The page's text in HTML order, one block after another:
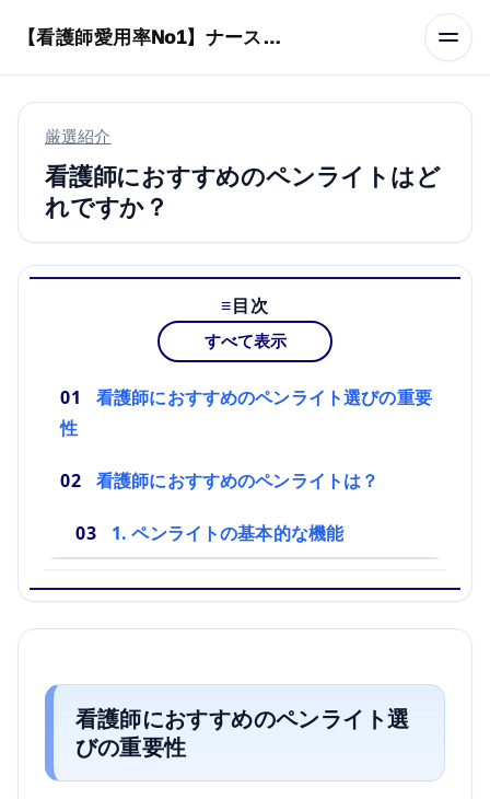
【看護師愛用率No1】ナースリーで人気の商品はコレ
厳選紹介
看護師におすすめのペンライトはど
れですか？
目次
すべて表示
看護師におすすめのペンライト選びの重要
性
看護師におすすめのペンライトは？
1. ペンライトの基本的な機能
看護師におすすめのペンライト選
びの重要性